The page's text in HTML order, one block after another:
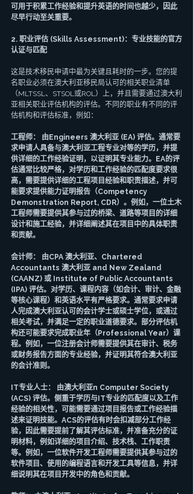
可用于积累工作经验和提升英语的时间也越少，因此
尽早行动至关重要。
2. 职业评估 (Skills Assessment)：专业技能的官方
认证与匹配
这是技术移民申请中最为关键且耗时的一步。您的提
名职业必须在澳大利亚移民局认可的相关职业清单
（MLTSSL、STSOL或ROL）上，并且需要通过澳大利
亚相关职业评估机构的评估。不同的职业有不同的评
估机构和评估标准，例如：
工程师： 由Engineers 澳大利亚 (EA) 评估。通常要
求申请人具备与澳大利亚工程专业对等的学历，并提
供详细的工作经验证明，以证明其专业能力。EA的评
估通常比较严格，对学历和工作经验的匹配度要求很
高，需要提供详细的工程项目经验和职责描述，并可
能要求提供能力证明报告（Competency
Demonstration Report, CDR）。例如，一位土木
工程师需要提供其参与过的桥梁、道路等项目的详细
设计和施工经验，并详细阐述其在项目中的具体职责
和贡献。
会计师： 由CPA 澳大利亚、Chartered
Accountants 澳大利亚 and New Zealand
(CAANZ) 或 Institute of Public Accountants
(IPA) 评估。对学历、课程内容（如会计、审计、金融
等核心课程）和英语水平有严格要求。通常要求申请
人完成澳大利亚认可的会计学士或硕士学位，或通过
相关考试，并满足一定的职业道德要求。部分评估机
构还可能要求完成职业年（Professional Year）课
程。例如，一位注册会计师需要提供其在审计、税务
或财务报告方面的专业经验，并证明其符合澳大利亚
的会计准则。
IT专业人士： 由澳大利亚n Computer Society
(ACS) 评估。侧重于学历与IT专业的匹配度以及工作
经验的相关性，可能需要通过项目报告或工作经验描
述来证明技能。ACS的评估有时会扣减部分工作经
验，因此需要提前了解其评估标准，并准备充分的证
明材料，例如详细的项目介绍、技术栈、工作职责
等。例如，一位软件开发工程师需要提供其参与过的
软件项目、使用的编程语言和开发工具等信息，并详
细说明其在项目开发中的角色和贡献。